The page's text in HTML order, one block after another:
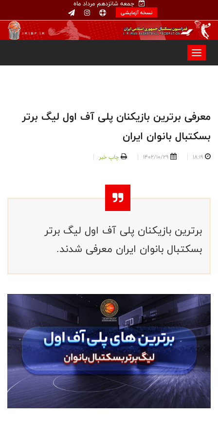
جمعه شانزدهم مرداد ماه
نسخه آزمایشی
معرفی برترین بازیکنان پلی آف اول لیگ برتر
بسکتبال بانوان ایران
18:19
1402/10/29 چاپ خبر
برترین بازیکنان پلی آف اول لیگ برتر
بسکتبال بانوان ایران معرفی شدند.